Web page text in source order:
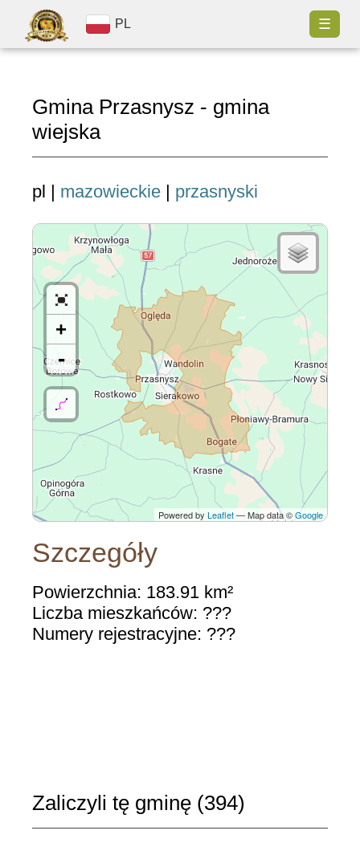
PL ☰
Gmina Przasnysz - gmina
wiejska
pl | mazowieckie | przasnyski
+
-
Powered by Leaflet— Map data ©Google
Szczegóły
Powierzchnia: 183.91 km²
Liczba mieszkańców: ???
Numery rejestracyjne: ???
Zaliczyli tę gminę (394)